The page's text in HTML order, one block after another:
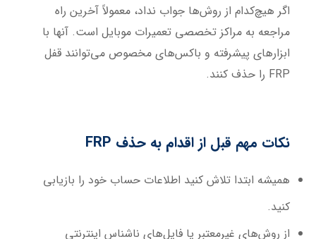
اگر هیچ‌کدام از روش‌ها جواب نداد، معمولاً آخرین راه
مراجعه به مراکز تخصصی تعمیرات موبایل است. آنها با
ابزارهای پیشرفته و باکس‌های مخصوص می‌توانند قفل
FRP را حذف کنند.
نکات مهم قبل از اقدام به حذف
همیشه ابتدا تلاش کنید اطلاعات حساب خود را بازیابی
کنید.
از روش‌های غیرمعتبر یا فایل‌های ناشناس اینترنتی